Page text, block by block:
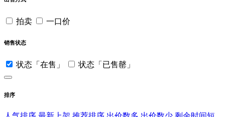
拍卖 一口价
销售状态
状态「在售」 状态「已售罄」
排序